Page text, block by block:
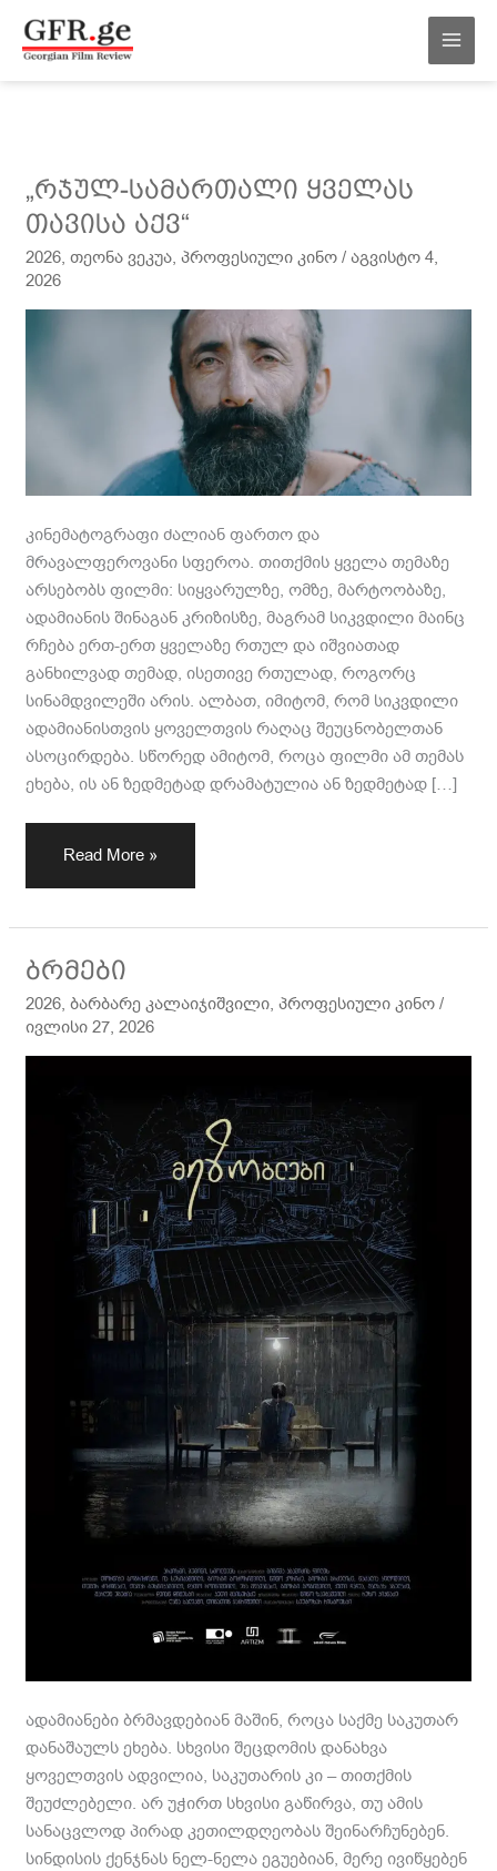
გადასვლა
„რჯულ-სამართალი ყველას
თავისა აქვ“
2026,თეონა ვეკუა,პროფესიული კინო /აგვისტო 4,
2026
კინემატოგრაფი ძალიან ფართო და
მრავალფეროვანი სფეროა. თითქმის ყველა თემაზე
არსებობს ფილმი: სიყვარულზე, ომზე, მარტოობაზე,
ადამიანის შინაგან კრიზისზე, მაგრამ სიკვდილი მაინც
რჩება ერთ-ერთ ყველაზე რთულ და იშვიათად
განხილვად თემად, ისეთივე რთულად, როგორც
სინამდვილეში არის. ალბათ, იმიტომ, რომ სიკვდილი
ადამიანისთვის ყოველთვის რაღაც შეუცნობელთან
ასოცირდება. სწორედ ამიტომ, როცა ფილმი ამ თემას
ეხება, ის ან ზედმეტად დრამატულია ან ზედმეტად […]
„რჯულ-
სამართალი
ყველას
თავისა
Read More »
ბრმები
2026,ბარბარე კალაიჯიშვილი,პროფესიული კინო /
ივლისი 27, 2026
ადამიანები ბრმავდებიან მაშინ, როცა საქმე საკუთარ
დანაშაულს ეხება. სხვისი შეცდომის დანახვა
ყოველთვის ადვილია, საკუთარის კი – თითქმის
შეუძლებელი. არ უჭირთ სხვისი გაწირვა, თუ ამის
სანაცვლოდ პირად კეთილდღეობას შეინარჩუნებენ.
სინდისის ქენჯნას ნელ-ნელა ეგუებიან, მერე ივიწყებენ
ბრმები